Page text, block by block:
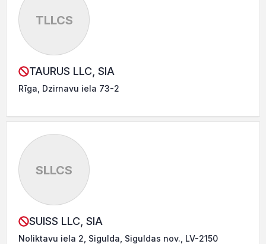
TLLCS
TAURUS LLC, SIA
Rīga, Dzirnavu iela 73-2
SLLCS
SUISS LLC, SIA
Noliktavu iela 2, Sigulda, Siguldas nov., LV-2150